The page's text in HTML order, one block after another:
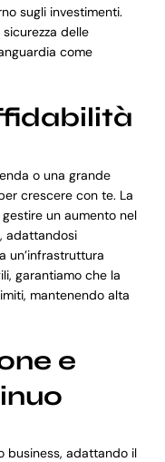
sugli investimenti.
delle
come
o una grande
crescere con te. La
un aumento nel
adattandosi
un’infrastruttura
garantiamo che la
mantenendo alta
e
business, adattando il